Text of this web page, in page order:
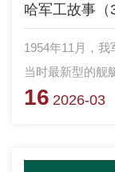
哈军工故事（
1954年11月，
当时最新型的舰
谋长的陈赓院长
16 2026-03